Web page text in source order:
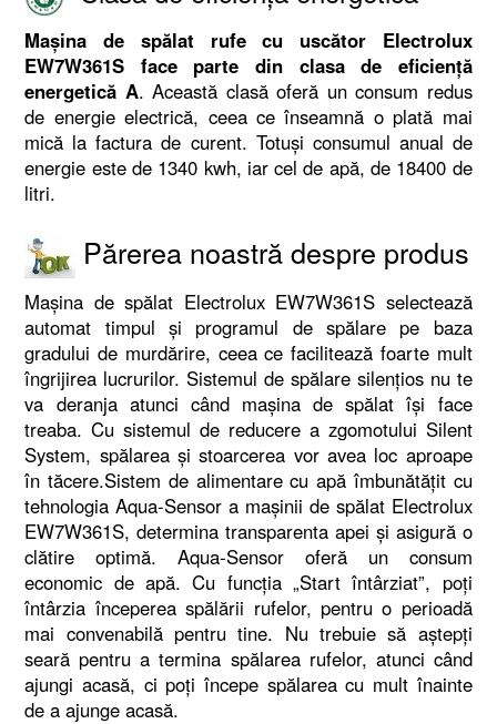
Mașina de spălat rufe cu uscător Electrolux
EW7W361S face parte din clasa de eficiență
energetică A. Această clasă oferă un consum redus
de energie electrică, ceea ce înseamnă o plată mai
mică la factura de curent. Totuşi consumul anual de
energie este de 1340 kwh, iar cel de apă, de 18400 de
litri.
Părerea noastră despre produs
Maşina de spălat Electrolux EW7W361S selectează
automat timpul şi programul de spălare pe baza
gradului de murdărire, ceea ce facilitează foarte mult
îngrijirea lucrurilor. Sistemul de spălare silenţios nu te
va deranja atunci când maşina de spălat îşi face
treaba. Cu sistemul de reducere a zgomotului Silent
System, spălarea şi stoarcerea vor avea loc aproape
în tăcere.Sistem de alimentare cu apă îmbunătăţit cu
tehnologia Aqua-Sensor a maşinii de spălat Electrolux
EW7W361S, determina transparenta apei şi asigură o
clătire optimă. Aqua-Sensor oferă un consum
economic de apă. Cu funcţia „Start întârziat”, poţi
întârzia începerea spălării rufelor, pentru o perioadă
mai convenabilă pentru tine. Nu trebuie să aştepţi
seară pentru a termina spălarea rufelor, atunci când
ajungi acasă, ci poţi începe spălarea cu mult înainte
de a ajunge acasă.